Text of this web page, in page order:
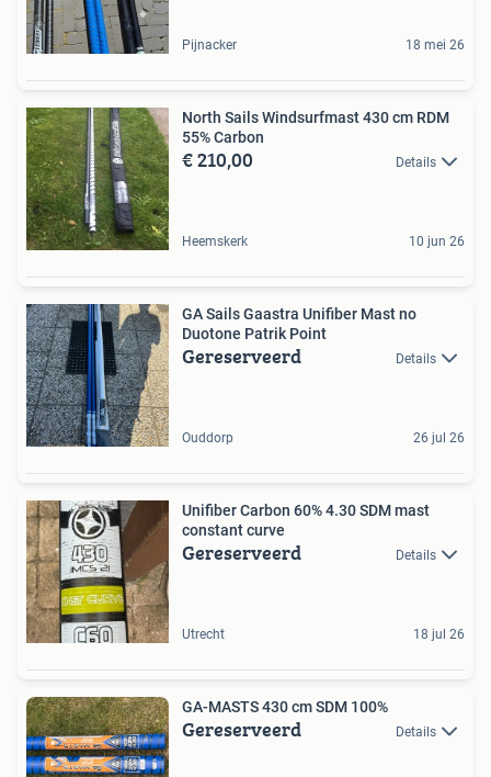
Pijnacker 18 mei 26
North Sails Windsurfmast 430 cm RDM
55% Carbon
€ 210,00 Details
Heemskerk 10 jun 26
GA Sails Gaastra Unifiber Mast no
Duotone Patrik Point
Gereserveerd Details
Ouddorp 26 jul 26
Unifiber Carbon 60% 4.30 SDM mast
constant curve
Gereserveerd Details
Utrecht 18 jul 26
GA-MASTS 430 cm SDM 100%
Gereserveerd Details